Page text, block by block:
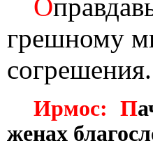
О
грешному
согрешения.
Ирмос: П
женах